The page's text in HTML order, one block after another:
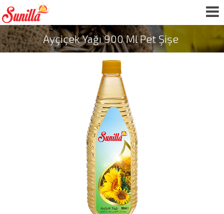
Ayçiçek Yağı 900 Ml Pet Şişe